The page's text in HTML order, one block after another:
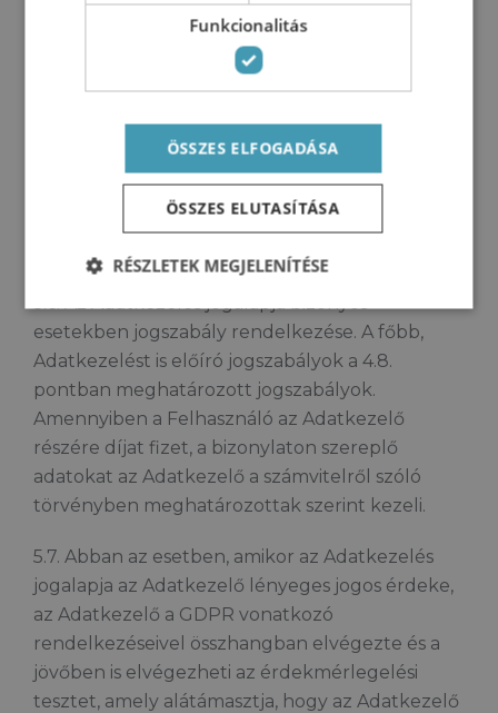
5.5. Bármely Felhasználó az űrlapkitöltés során
megadott adatainak (pl. név, telefonszám, email-
azért, hogy a megadott e-mail címről, illetve az
kizárólag ő vesz igénybe szolgáltatást, illetve
meg jogsértést.
5.6. Az Adatkezelés jogalapja bizonyos
esetekben jogszabály rendelkezése. A főbb,
Adatkezelést is előíró jogszabályok a 4.8.
pontban meghatározott jogszabályok.
Amennyiben a Felhasználó az Adatkezelő
részére díjat fizet, a bizonylaton szereplő
adatokat az Adatkezelő a számvitelről szóló
törvényben meghatározottak szerint kezeli.
5.7. Abban az esetben, amikor az Adatkezelés
jogalapja az Adatkezelő lényeges jogos érdeke,
az Adatkezelő a GDPR vonatkozó
rendelkezéseivel összhangban elvégezte és a
jövőben is elvégezheti az érdekmérlegelési
tesztet, amely alátámasztja, hogy az Adatkezelő
Funkcionalitás
ÖSSZES ELFOGADÁSA
ÖSSZES ELUTASÍTÁSA
RÉSZLETEK MEGJELENÍTÉSE